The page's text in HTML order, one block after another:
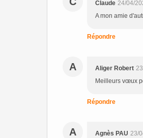
Claude 24/04/
A mon amie
Répondre
A Aliger Robert
Meilleurs vœux
Répondre
A Agnès PAU 23/